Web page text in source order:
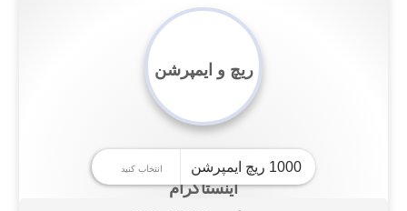
ریچ و ایمپرشن
اینستاگرام